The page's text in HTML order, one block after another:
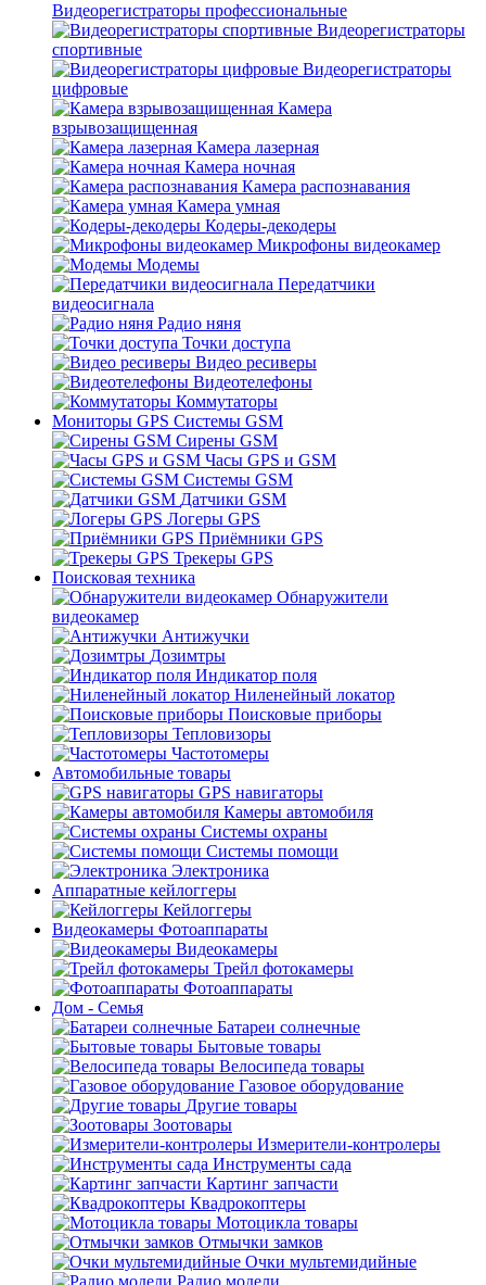
Видеорегистраторы профессиональные
Видеорегистраторы
спортивные
Видеорегистраторы
цифровые
Камера
взрывозащищенная
Камера лазерная
Камера ночная
Камера распознавания
Камера умная
Кодеры-декодеры
Микрофоны видеокамер
Модемы
Передатчики
видеосигнала
Радио няня
Точки доступа
Видео ресиверы
Видеотелефоны
Коммутаторы
Мониторы GPS Системы GSM
Сирены GSM
Часы GPS и GSM
Системы GSM
Датчики GSM
Логеры GPS
Приёмники GPS
Трекеры GPS
Поисковая техника
Обнаружители
видеокамер
Антижучки
Дозимтры
Индикатор поля
Ниленейный локатор
Поисковые приборы
Тепловизоры
Частотомеры
Автомобильные товары
GPS навигаторы
Камеры автомобиля
Системы охраны
Системы помощи
Электроника
Аппаратные кейлоггеры
Кейлоггеры
Видеокамеры Фотоаппараты
Видеокамеры
Трейл фотокамеры
Фотоаппараты
Дом - Семья
Батареи солнечные
Бытовые товары
Велосипеда товары
Газовое оборудование
Другие товары
Зоотовары
Измерители-контролеры
Инструменты сада
Картинг запчасти
Квадрокоптеры
Мотоцикла товары
Отмычки замков
Очки мультемидийные
Радио модели